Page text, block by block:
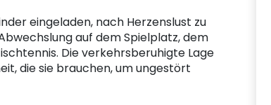
eingeladen, nach Herzenslust zu
auf dem Spielplatz, dem
Die verkehrsberuhigte Lage
die sie brauchen, um ungestört